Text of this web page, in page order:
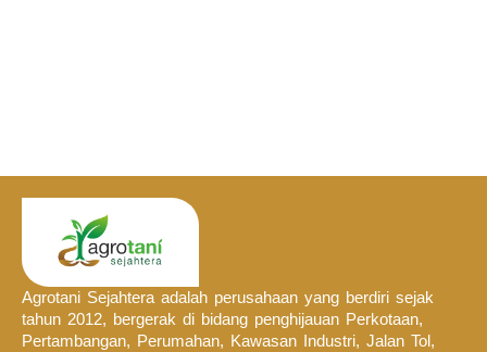
Agrotani Sejahtera adalah perusahaan yang berdiri sejak
tahun 2012, bergerak di bidang penghijauan Perkotaan,
Pertambangan, Perumahan, Kawasan Industri, Jalan Tol,